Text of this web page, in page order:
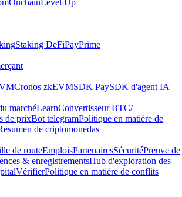
Staking DeFiPayPrime
Cronos zkEVMSDK PaySDK d'agent IA
marchéLearnConvertisseur BTC/
de prixBot telegramPolitique en matière de
de criptomonedas
de routeEmploisPartenairesSécuritéPreuve de
& enregistrementsHub d'exploration des
VérifierPolitique en matière de conflits